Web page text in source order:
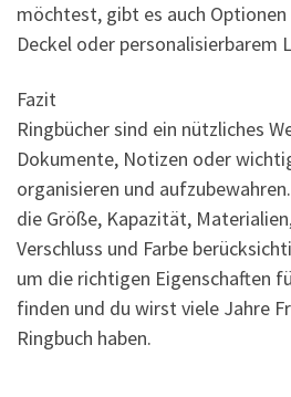
möchtest, gibt es auch
Deckel oder personalisierbarem
Fazit
Ringbücher sind ein nützliches
Dokumente, Notizen oder
organisieren und
die Größe, Kapazität,
Verschluss und Farbe
um die richtigen Eigenschaften
finden und du wirst viele Jahre
Ringbuch haben.